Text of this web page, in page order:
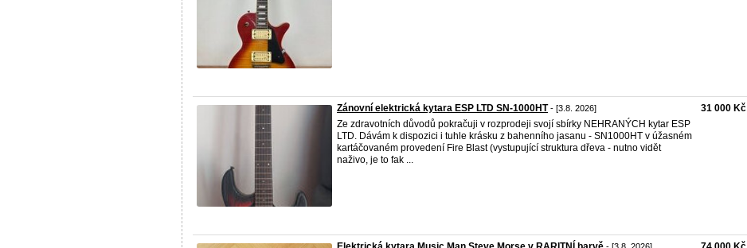
Zánovní elektrická kytara ESP LTD SN-1000HT- [3.8. 2026]
Ze zdravotních důvodů pokračuji v rozprodeji svojí sbírky NEHRANÝCH kytar ESP
LTD. Dávám k dispozici i tuhle krásku z bahenního jasanu - SN1000HT v úžasném
kartáčovaném provedení Fire Blast (vystupující struktura dřeva - nutno vidět
naživo, je to fak ...
31 000 Kč